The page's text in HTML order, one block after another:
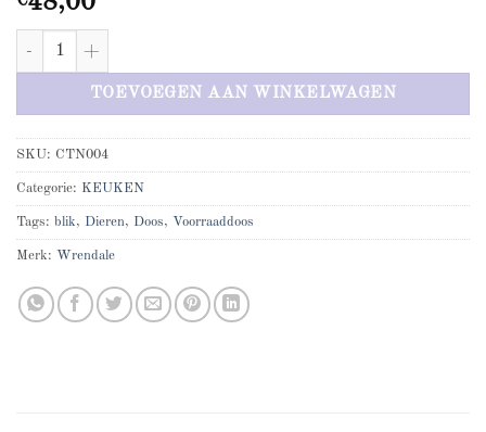
Voorraaddozen Blik set Dieren aantal
TOEVOEGEN AAN WINKELWAGEN
SKU: CTN004
Categorie: KEUKEN
Tags: blik, Dieren, Doos, Voorraaddoos
Merk: Wrendale